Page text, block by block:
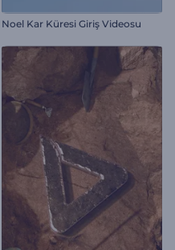
Noel Kar Küresi Giriş Videosu